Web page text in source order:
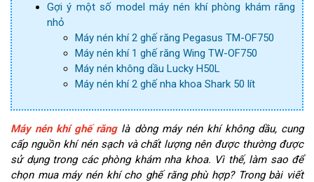
Gợi ý một số model máy nén khí phòng khám răng
nhỏ
Máy nén khí 2 ghế răng Pegasus TM-OF750
Máy nén khí 1 ghế răng Wing TW-OF750
Máy nén không dầu Lucky H50L
Máy nén khí 2 ghế nha khoa Shark 50 lít
Máy nén khí ghế rănglà dòng máy nén khí không dầu, cung
cấp nguồn khí nén sạch và chất lượng nên được thường được
sử dụng trong các phòng khám nha khoa. Vì thế, làm sao để
chọn mua máy nén khí cho ghế răng phù hợp? Trong bài viết